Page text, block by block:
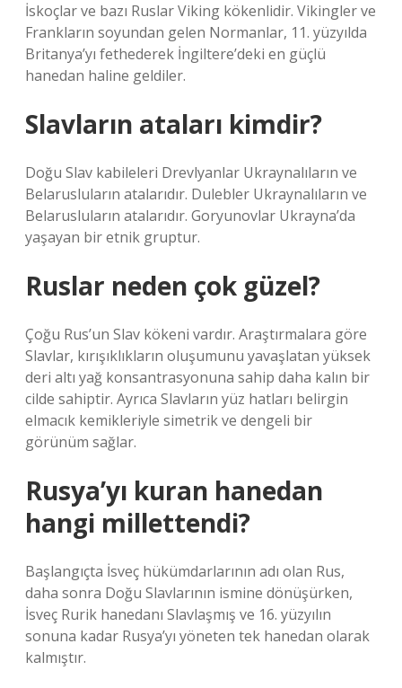
İskoçlar ve bazı Ruslar Viking kökenlidir. Vikingler ve
Frankların soyundan gelen Normanlar, 11. yüzyılda
Britanya’yı fethederek İngiltere’deki en güçlü
hanedan haline geldiler.
Slavların ataları kimdir?
Doğu Slav kabileleri Drevlyanlar Ukraynalıların ve
Belarusluların atalarıdır. Dulebler Ukraynalıların ve
Belarusluların atalarıdır. Goryunovlar Ukrayna’da
yaşayan bir etnik gruptur.
Ruslar neden çok güzel?
Çoğu Rus’un Slav kökeni vardır. Araştırmalara göre
Slavlar, kırışıklıkların oluşumunu yavaşlatan yüksek
deri altı yağ konsantrasyonuna sahip daha kalın bir
cilde sahiptir. Ayrıca Slavların yüz hatları belirgin
elmacık kemikleriyle simetrik ve dengeli bir
görünüm sağlar.
Rusya’yı kuran hanedan
hangi millettendi?
Başlangıçta İsveç hükümdarlarının adı olan Rus,
daha sonra Doğu Slavlarının ismine dönüşürken,
İsveç Rurik hanedanı Slavlaşmış ve 16. yüzyılın
sonuna kadar Rusya’yı yöneten tek hanedan olarak
kalmıştır.